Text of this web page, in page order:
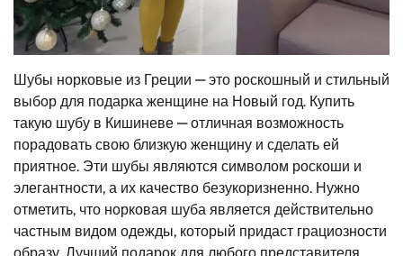
Шубы норковые из Греции — это роскошный и стильный
выбор для подарка женщине на Новый год. Купить
такую шубу в Кишиневе — отличная возможность
порадовать свою близкую женщину и сделать ей
приятное. Эти шубы являются символом роскоши и
элегантности, а их качество безукоризненно. Нужно
отметить, что норковая шуба является действительно
частным видом одежды, который придаст грациозности